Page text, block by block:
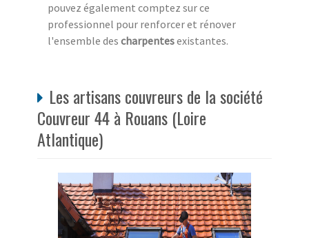
pouvez également comptez sur ce
professionnel pour renforcer et rénover
l'ensemble des charpentesexistantes.
Les artisans couvreurs de la société
Couvreur 44 à Rouans (Loire
Atlantique)